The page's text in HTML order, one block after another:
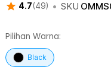
4.7(49) • SKU
Pilihan Warna:
Black